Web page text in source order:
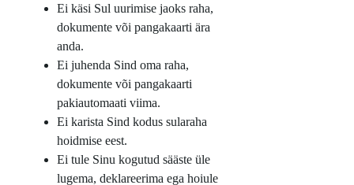
Ei käsi Sul uurimise jaoks raha,
dokumente või pangakaarti ära
anda.
Ei juhenda Sind oma raha,
dokumente või pangakaarti
pakiautomaati viima.
Ei karista Sind kodus sularaha
hoidmise eest.
Ei tule Sinu kogutud sääste üle
lugema, deklareerima ega hoiule